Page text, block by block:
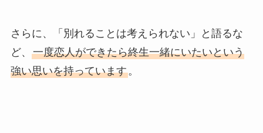
さらに、「別れることは考えられない」と語るな
ど、 一度恋人ができたら終生一緒にいたいという
強い思いを持っています。